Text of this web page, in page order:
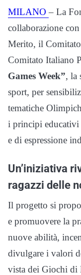
MILANO– La
collaborazione
Merito, il
Comitato Italiano
Games Week”, la
sport, per
tematiche
i principi educativi
e di espressione
Un’iniziativa
ragazzi delle
Il progetto si
e promuovere la
nuove abilità,
divulgare i valori
vista dei Giochi